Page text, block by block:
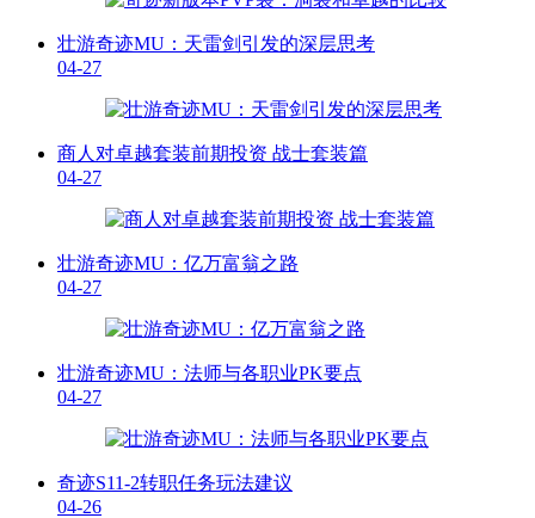
壮游奇迹MU：天雷剑引发的深层思考
04-27
商人对卓越套装前期投资 战士套装篇
04-27
壮游奇迹MU：亿万富翁之路
04-27
壮游奇迹MU：法师与各职业PK要点
04-27
奇迹S11-2转职任务玩法建议
04-26